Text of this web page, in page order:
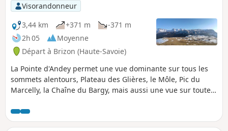
Visorandonneur
3,44 km
+371 m
-371 m
2h 05
Moyenne
Départ à Brizon (Haute-Savoie)
La Pointe d'Andey permet une vue dominante sur tous les
sommets alentours, Plateau des Glières, le Môle, Pic du
Marcelly, la Chaîne du Bargy, mais aussi une vue sur toute
l'autre côté, une belle vue par temps clair sur le bassin
lémanique et son lac, ainsi que les Monts du Jura au fond.